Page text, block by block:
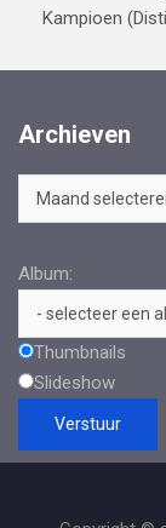
Kampioen
Archieven
Archieven
Album:
Thumbnails
Slideshow